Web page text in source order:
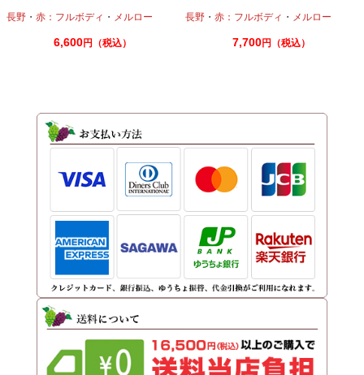
長野 ・ 赤：フルボディ ・ メルロー
6,600円（税込）
長野 ・赤：フルボディ ・ メルロー
7,700円（税込）